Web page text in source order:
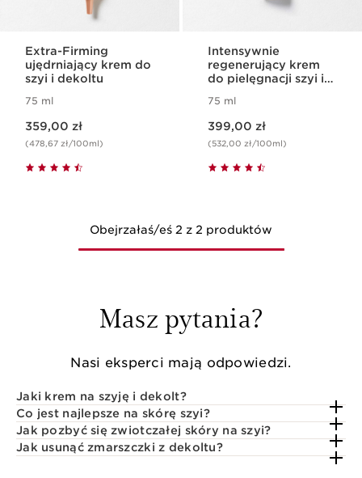
Extra-Firming
ujędrniający krem do
szyi i dekoltu
75 ml
359,00 zł
(478,67 zł/100ml)
Intensywnie
regenerujący krem
do pielęgnacji szyi i
75 ml
399,00 zł
(532,00 zł/100ml)
Obejrzałaś/eś 2 z 2 produktów
Masz pytania?
Nasi eksperci mają odpowiedzi.
Jaki krem na szyję i dekolt?
Co jest najlepsze na skórę szyi?
Jak pozbyć się zwiotczałej skóry na szyi?
Jak usunąć zmarszczki z dekoltu?